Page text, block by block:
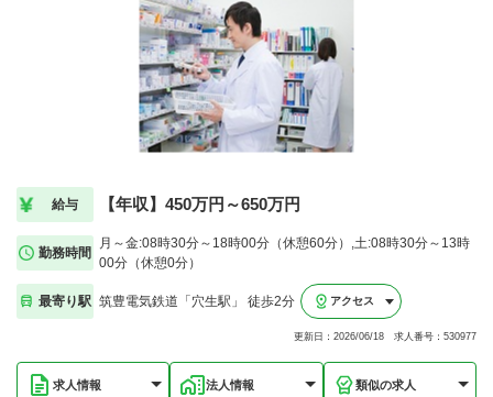
給与 【年収】450万円～650万円
勤務時間
月～金:08時30分～18時00分（休憩60分）,土:08時30分～13時
00分（休憩0分）
最寄り駅 筑豊電気鉄道「穴生駅」 徒歩2分 アクセス
更新日：2026/06/18 求人番号：530977
求人情報 法人情報 類似の求人